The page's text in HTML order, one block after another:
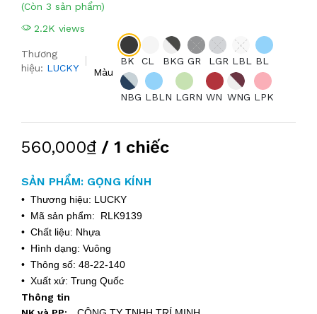
(Còn 3 sản phẩm)
2.2K views
Thương
hiệu: LUCKY Màu
BK CL BKG GR LGR LBL BL
NBG LBLN LGRN WN WNG LPK
560,000₫ / 1 chiếc
SẢN PHẨM: GỌNG KÍNH
• Thương hiệu: LUCKY
• Mã sản phẩm: RLK9139
• Chất liệu: Nhựa
• Hình dạng: Vuông
• Thông số: 48-22-140
• Xuất xứ: Trung Quốc
Thông tin